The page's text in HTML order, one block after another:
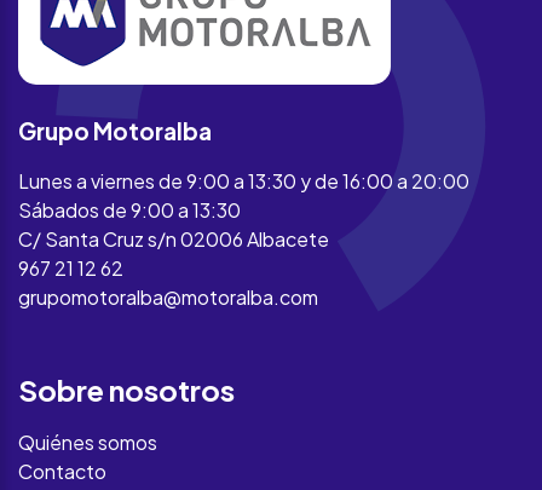
Grupo Motoralba
Lunes a viernes de 9:00 a 13:30 y de 16:00 a 20:00
Sábados de 9:00 a 13:30
C/ Santa Cruz s/n 02006 Albacete
967 21 12 62
grupomotoralba@motoralba.com
Sobre nosotros
Quiénes somos
Contacto